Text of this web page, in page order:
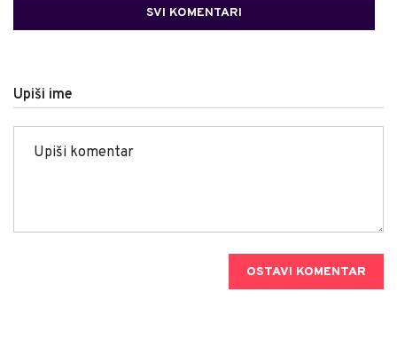
SVI KOMENTARI
Upiši ime
OSTAVI KOMENTAR